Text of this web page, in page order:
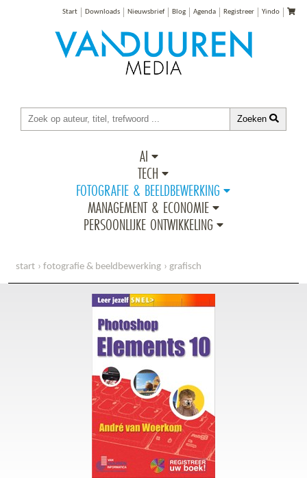
Start Downloads Nieuwsbrief Blog Agenda Registreer Yindo
Zoeken
AI
TECH
FOTOGRAFIE & BEELDBEWERKING
MANAGEMENT & ECONOMIE
PERSOONLIJKE ONTWIKKELING
start fotografie & beeldbewerking grafisch
leer jezelf snel photoshop elements 10